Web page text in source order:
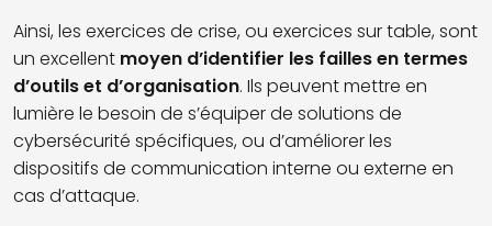
Ainsi, les exercices de crise, ou exercices sur table, sont
un excellent moyen d’identifier les failles en termes
d’outils et d’organisation. Ils peuvent mettre en
lumière le besoin de s’équiper de solutions de
cybersécurité spécifiques, ou d’améliorer les
dispositifs de communication interne ou externe en
cas d’attaque.